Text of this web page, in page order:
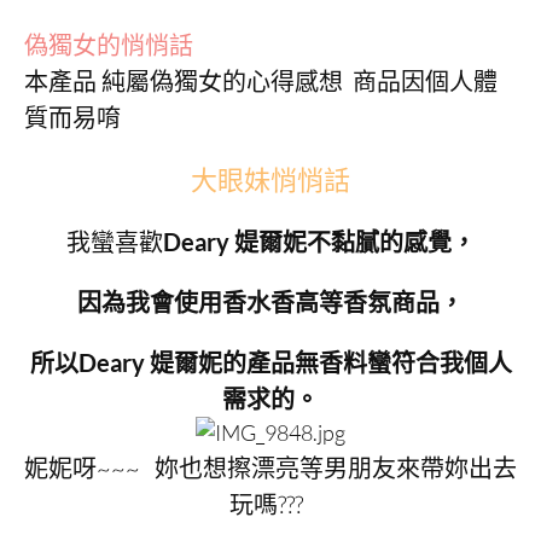
偽獨女的悄悄話
本產品 純屬偽獨女的心得感想 商品因個人體
質而易唷
大眼妹悄悄話
我蠻喜歡Deary 媞爾妮不黏膩的感覺，
因為我會使用香水香高等香氛商品，
所以Deary 媞爾妮的產品無香料蠻符合我個人
需求的。
妮妮呀~~~ 妳也想擦漂亮等男朋友來帶妳出去
玩嗎???